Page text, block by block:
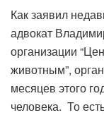
Как заявил
адвокат
организации
животным”,
месяцев этого
человека. То